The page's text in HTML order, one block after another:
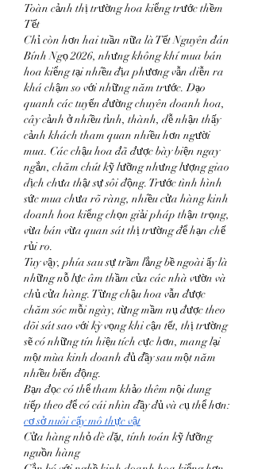
Toàn cảnh thị trường hoa kiểng trước thềm
Tết
Chỉ còn hơn hai tuần nữa là Tết Nguyên đán
Bính Ngọ 2026, nhưng không khí mua bán
hoa kiểng tại nhiều địa phương vẫn diễn ra
khá chậm so với những năm trước. Dạo
quanh các tuyến đường chuyên doanh hoa,
cây cảnh ở nhiều tỉnh, thành, dễ nhận thấy
cảnh khách tham quan nhiều hơn người
mua. Các chậu hoa đã được bày biện ngay
ngắn, chăm chút kỹ lưỡng nhưng lượng giao
dịch chưa thật sự sôi động. Trước tình hình
sức mua chưa rõ ràng, nhiều cửa hàng kinh
doanh hoa kiểng chọn giải pháp thận trọng,
vừa bán vừa quan sát thị trường để hạn chế
rủi ro.
Tuy vậy, phía sau sự trầm lắng bề ngoài ấy là
những nỗ lực âm thầm của các nhà vườn và
chủ cửa hàng. Từng chậu hoa vẫn được
chăm sóc mỗi ngày, từng mầm nụ được theo
dõi sát sao với kỳ vọng khi cận tết, thị trường
sẽ có những tín hiệu tích cực hơn, mang lại
một mùa kinh doanh đủ đầy sau một năm
nhiều biến động.
Bạn đọc có thể tham khảo thêm nội dung
cơ sở nuôi cấy mô thực vật
Cửa hàng nhỏ dè dặt, tính toán kỹ lưỡng
nguồn hàng